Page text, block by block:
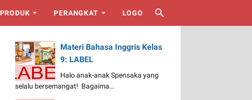
PRODUK PERANGKAT LOGO
Materi Bahasa Inggris Kelas
9: LABEL
Halo anak-anak Spensaka yang
selalu bersemangat! Bagaima…